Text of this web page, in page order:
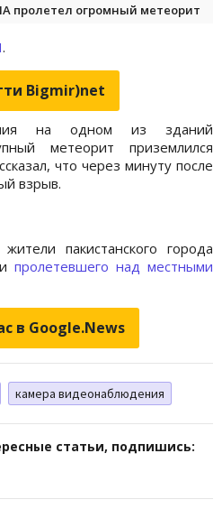
пролетел огромный метеорит
.
Bigmir)net
на одном из зданий
метеорит приземлился
что через минуту после
взрыв.
пакистанского города
пролетевшего над местными
в Google.News
камера видеонаблюдения
статьи, подпишись: